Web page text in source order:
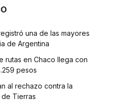
una de las mayores
de Argentina
rutas en Chaco llega con
pesos
al rechazo contra la
Tierras